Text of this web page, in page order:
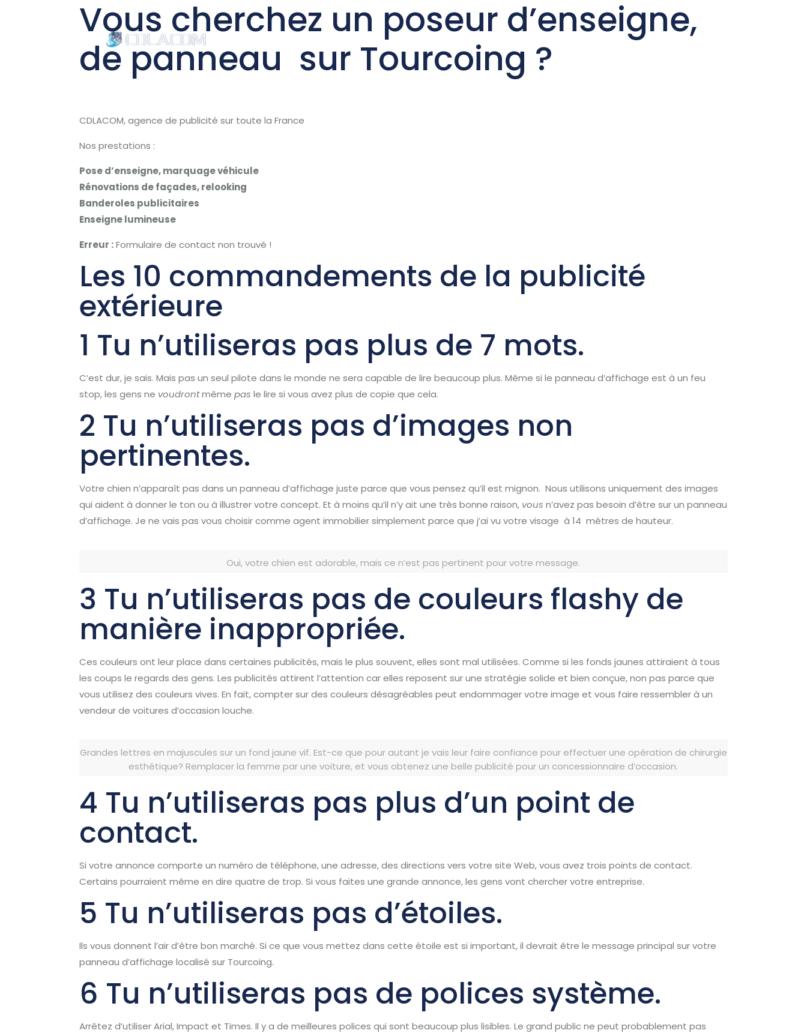
L ‘Equipe Autres services
Vous cherchez un poseur d’enseigne,
de panneau sur Tourcoing ?
CDLACOM, agence de publicité sur toute la France
Nos prestations :
Pose d’enseigne, marquage véhicule
Rénovations de façades, relooking
Banderoles publicitaires
Enseigne lumineuse
Erreur :Formulaire de contact non trouvé !
Les 10 commandements de la publicité
extérieure
1 Tu n’utiliseras pas plus de 7 mots.
C’est dur, je sais. Mais pas un seul pilote dans le monde ne sera capable de lire beaucoup plus. Même si le panneau d’affichage est à un feu
stop, les gens ne voudrontmêmepas le lire si vous avez plus de copie que cela.
2 Tu n’utiliseras pas d’images non
pertinentes.
Votre chien n’apparaît pas dans un panneau d’affichage juste parce que vous pensez qu’il est mignon. Nous utilisons uniquement des images
qui aident à donner le ton ou à illustrer votre concept. Et à moins qu’il n’y ait une très bonne raison, vous n’avez pas besoin d’être sur un panneau
d’affichage. Je ne vais pas vous choisir comme agent immobilier simplement parce que j’ai vu votre visage à 14 mètres de hauteur.
Oui, votre chien est adorable, mais ce n’est pas pertinent pour votre message.
3 Tu n’utiliseras pas de couleurs flashy de
manière inappropriée.
Ces couleurs ont leur place dans certaines publicités, mais le plus souvent, elles sont mal utilisées. Comme si les fonds jaunes attiraient à tous
les coups le regards des gens. Les publicités attirent l’attention car elles reposent sur une stratégie solide et bien conçue, non pas parce que
vous utilisez des couleurs vives. En fait, compter sur des couleurs désagréables peut endommager votre image et vous faire ressembler à un
vendeur de voitures d’occasion louche.
Grandes lettres en majuscules sur un fond jaune vif. Est-ce que pour autant je vais leur faire confiance pour effectuer une opération de chirurgie
esthétique? Remplacer la femme par une voiture, et vous obtenez une belle publicité pour un concessionnaire d’occasion.
4 Tu n’utiliseras pas plus d’un point de
contact.
Si votre annonce comporte un numéro de téléphone, une adresse, des directions vers votre site Web, vous avez trois points de contact.
Certains pourraient même en dire quatre de trop. Si vous faites une grande annonce, les gens vont chercher votre entreprise.
5 Tu n’utiliseras pas d’étoiles.
Ils vous donnent l’air d’être bon marché. Si ce que vous mettez dans cette étoile est si important, il devrait être le message principal sur votre
panneau d’affichage localisé sur Tourcoing.
6 Tu n’utiliseras pas de polices système.
Arrêtez d’utiliser Arial, Impact et Times. Il y a de meilleures polices qui sont beaucoup plus lisibles. Le grand public ne peut probablement pas